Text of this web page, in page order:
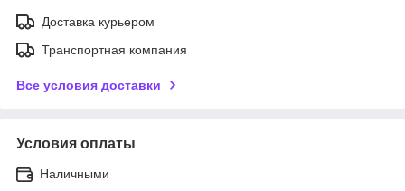
Доставка курьером
Транспортная компания
Все условия доставки
Условия оплаты
Наличными